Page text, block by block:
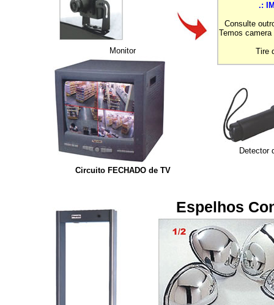
.:
Consulte
Temos
Tire
Monitor
Detector
Circuito FECHADO de TV
Espelhos